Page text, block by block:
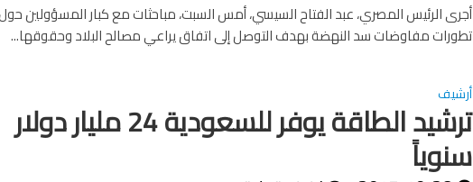
أجرى الرئيس المصري، عبد الفتاح السيسي، أمس السبت، مباحثات مع كبار المسؤولين
تطورات مفاوضات سد النهضة بهدف التوصل إلى اتفاق يراعي مصالح البلاد وحقوقها...
أرشيف
ترشيد الطاقة يوفر للسعودية 24 مليار دولار
سنوياً